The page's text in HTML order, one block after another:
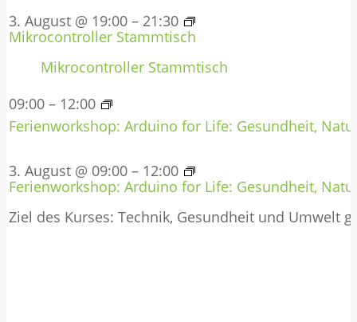
3. August @ 19:00 – 21:30
Mikrocontroller Stammtisch
Mikrocontroller Stammtisch
09:00 – 12:00
Ferienworkshop: Arduino for Life: Gesundheit,
3. August @ 09:00 – 12:00
Ferienworkshop: Arduino for Life: Gesundheit,
Ziel des Kurses: Technik, Gesundheit und Umwelt